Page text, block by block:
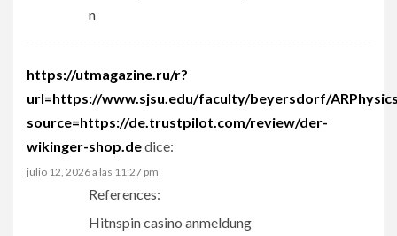
n
https://utmagazine.ru/r?
url=https://www.sjsu.edu/faculty/beyersdorf/
source=https://de.trustpilot.com/review/der-
wikinger-shop.dedice:
julio 12, 2026 a las 11:27 pm
References:
Hitnspin casino anmeldung